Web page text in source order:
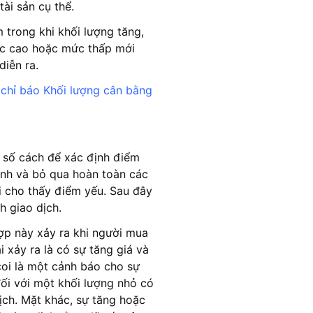
sản cụ thể.
trong khi khối lượng tăng,
cao hoặc mức thấp mới
ra.
chỉ báo Khối lượng cân bằng
cách để xác định điểm
và bỏ qua hoàn toàn các
thấy điểm yếu. Sau đây
giao dịch.
này xảy ra khi người mua
xảy ra là có sự tăng giá và
là một cảnh báo cho sự
với một khối lượng nhỏ có
Mặt khác, sự tăng hoặc